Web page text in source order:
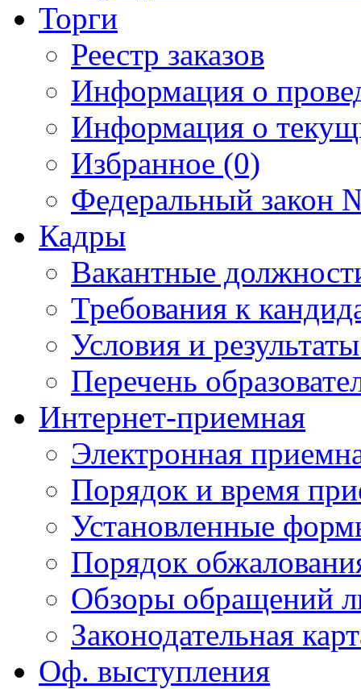
Торги
Реестр заказов
Информация о
Информация о
Избранное (0)
Федеральный закон
Кадры
Вакантные
Требования к
Условия и
Перечень
Интернет-приемная
Электронная
Порядок и время
Установленные
Порядок
Обзоры обращений
Законодательная
Оф. выступления